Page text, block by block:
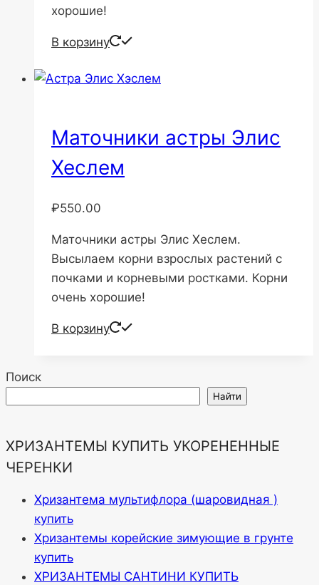
хорошие!
В корзину
Маточники астры Элис
Хеслем
₽550.00
Маточники астры Элис Хеслем.
Высылаем корни взрослых растений с
почками и корневыми ростками. Корни
очень хорошие!
В корзину
Поиск
Найти
ХРИЗАНТЕМЫ КУПИТЬ УКОРЕНЕННЫЕ
ЧЕРЕНКИ
Хризантема мультифлора (шаровидная )
купить
Хризантемы корейские зимующие в грунте
купить
ХРИЗАНТЕМЫ САНТИНИ КУПИТЬ